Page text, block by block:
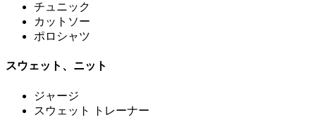
チュニック
カットソー
ポロシャツ
スウェット、ニット
ジャージ
スウェット トレーナー